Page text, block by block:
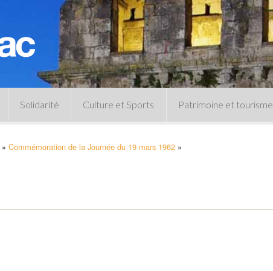
Solidarité
Permanences CCAS
Culture et Sports Patrimoine et tourisme
Un peu d’histoire
Le musée
» Commémoration de la Journée du 19 mars 1962 »